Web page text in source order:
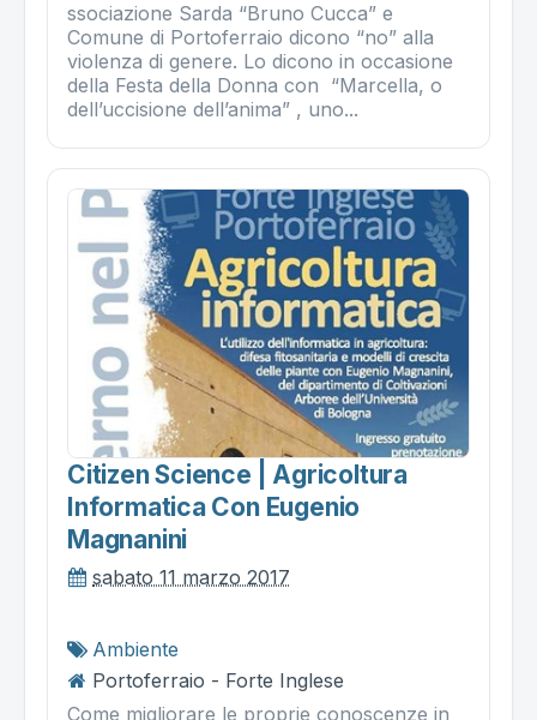
ssociazione Sarda “Bruno Cucca” e
Comune di Portoferraio dicono “no” alla
violenza di genere. Lo dicono in occasione
della Festa della Donna con “Marcella, o
dell’uccisione dell’anima” , uno...
Citizen Science | Agricoltura
Informatica Con Eugenio
Magnanini
sabato 11 marzo 2017
Ambiente
Portoferraio - Forte Inglese
Come migliorare le proprie conoscenze in